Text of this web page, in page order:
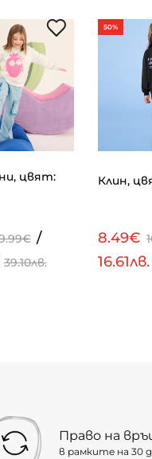
цвят:
/
39.10лв.
50%
Клин,
8.49€
16.61лв.
Право на
в рамките на 30